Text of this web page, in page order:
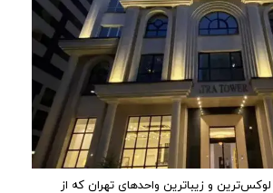
و زیباترین واحدهای تهران که از